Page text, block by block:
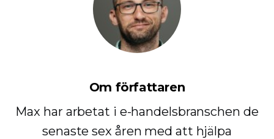
Om författaren
Max har arbetat i e-handelsbranschen de
senaste sex åren med att hjälpa